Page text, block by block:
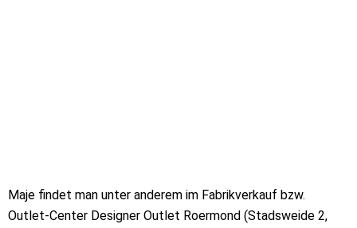
Maje findet man unter anderem im Fabrikverkauf bzw.
Outlet-Center Designer Outlet Roermond (Stadsweide 2,